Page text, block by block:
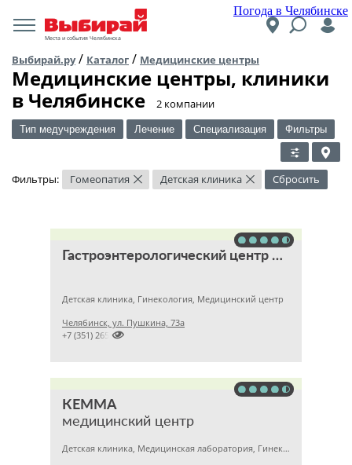
Погода в Челябинске
Места и события Челябинска
Выбирай.ру/ Каталог / Медицинские центры
Медицинские центры, клиники
в Челябинске
​2 компании
Тип медучреждения Лечение Специализация Фильтры
Фильтры: Гомеопатия × Детская клиника × Сбросить
Гастроэнтерологический центр Уфимцева К.А.
Детская клиника, Гинекология, Медицинский центр
Челябинск, ул. Пушкина, 73а

+7 (351) 2657788
КЕММА
медицинский центр
Детская клиника, Медицинская лаборатория, Гинекология